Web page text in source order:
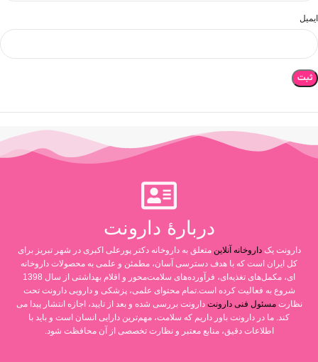
ایمیل
دربارۀ دارونت
دارونت یکداروخانه آنلاین متعلق به داروخانه دکتر پورعلی اکبری در شهر تبریز برای
کل ایران است که با هدف دسترسی آسان، مطمئن و علمی به محصولات داروخانه
ای، مکمل‌های تغذیه‌ای، فرآورده‌های سلامت‌محور و اقلام بهداشتی از سال 1398
شروع به فعالیت کرده است.تمام محتوای علمی، پزشکی و دارویی دارونت تحت
نظارتمسئول فنی دارونت دارونت بررسی شده و بعد از تایید، اجازه انتشار پیدا می
کند. ما در دارونت باور داریم که سلامت، مهم‌ترین دارایی انسان است و باید با
اطلاعات دقیق، منابع معتبر و نظارت تخصصی از آن محافظت شود.